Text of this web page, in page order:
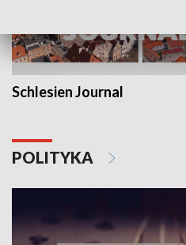
Schlesien Journal
POLITYKA